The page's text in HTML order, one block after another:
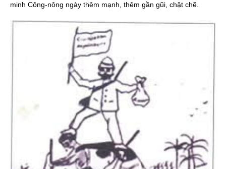
minh Công-nông ngày thêm mạnh, thêm gần gũi, chặt chẽ.